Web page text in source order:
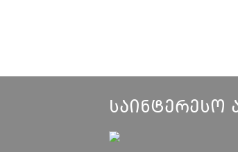
საინტერესო